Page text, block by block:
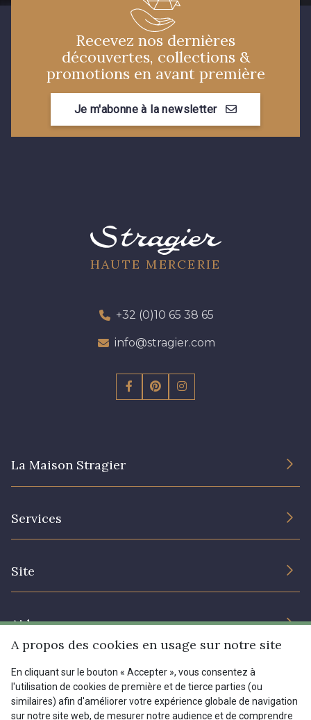
Recevez nos dernières
découvertes, collections &
promotions en avant première
Je m'abonne à la newsletter
HAUTE MERCERIE
+32 (0)10 65 38 65
info@stragier.com
La Maison Stragier
Services
Site
Prix réduits
Aide
Livraison : France, Belgique, International
Retours & réclamations
Menu
A propos des cookies en usage sur notre site
En cliquant sur le bouton « Accepter », vous consentez à
l'utilisation de cookies de première et de tierce parties (ou
similaires) afin d'améliorer votre expérience globale de navigation
sur notre site web, de mesurer notre audience et de comprendre